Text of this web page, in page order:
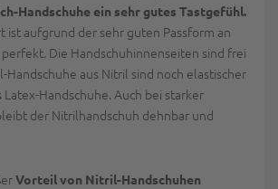
Handschuhe ein sehr gutes Tastgefühl.
ist aufgrund der sehr guten Passform an
Die Handschuhinnenseiten sind frei
Handschuhe aus Nitril sind noch elastischer
Handschuhe. Auch bei starker
der Nitrilhandschuh dehnbar und
Vorteil von Nitril-Handschuhen